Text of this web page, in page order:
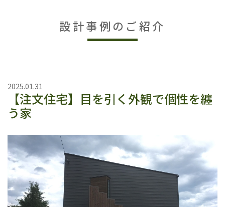
設計事例のご紹介
2025.01.31
【注文住宅】目を引く外観で個性を纏
う家